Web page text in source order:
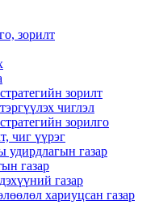
зорилт
зорилт
чиглэл
зорилго
чиг үүрэг
удирдлагын газар
газар
газар
хариуцсан газар